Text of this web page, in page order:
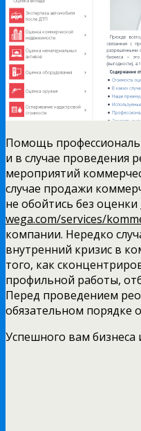
Помощь
и в случае проведения
мероприятий
случае продажи
не обойтись без оценки
wega.com/services/
компании. Нередко
внутренний кризис в
того, как
профильной работы,
Перед проведением
обязательном порядке
Успешного вам бизнеса